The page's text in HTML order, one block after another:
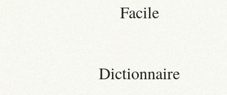
Facile
Dictionnaire